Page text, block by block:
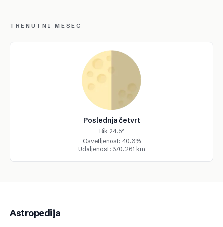
TRENUTNI MESEC
Poslednja četvrt
Bik 24.5°
Osvetljenost: 40.3%
Udaljenost: 370.261 km
Astropedija